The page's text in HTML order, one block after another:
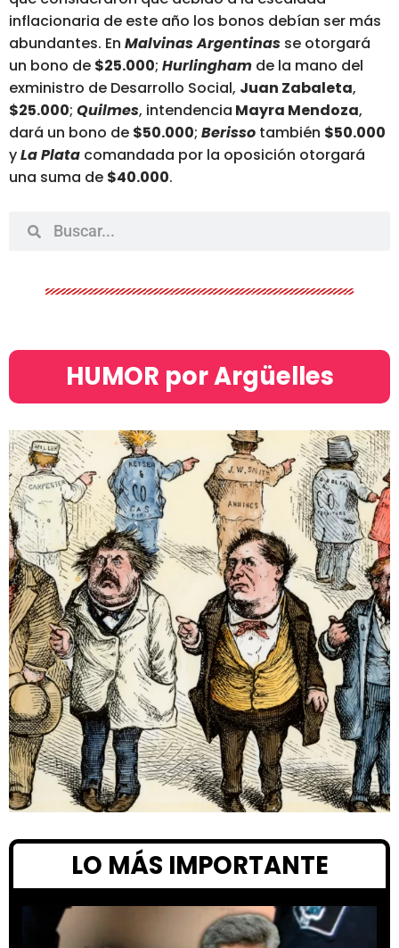
inflacionaria de este año los bonos debían ser más
abundantes. En Malvinas Argentinas se otorgará
un bono de $25.000; Hurlingham de la mano del
exministro de Desarrollo Social, Juan Zabaleta,
$25.000; Quilmes, intendencia Mayra Mendoza,
dará un bono de $50.000; Berisso también $50.000
yLa Plata comandada por la oposición otorgará
una suma de $40.000.
HUMOR por Argüelles​
LO MÁS IMPORTANTE